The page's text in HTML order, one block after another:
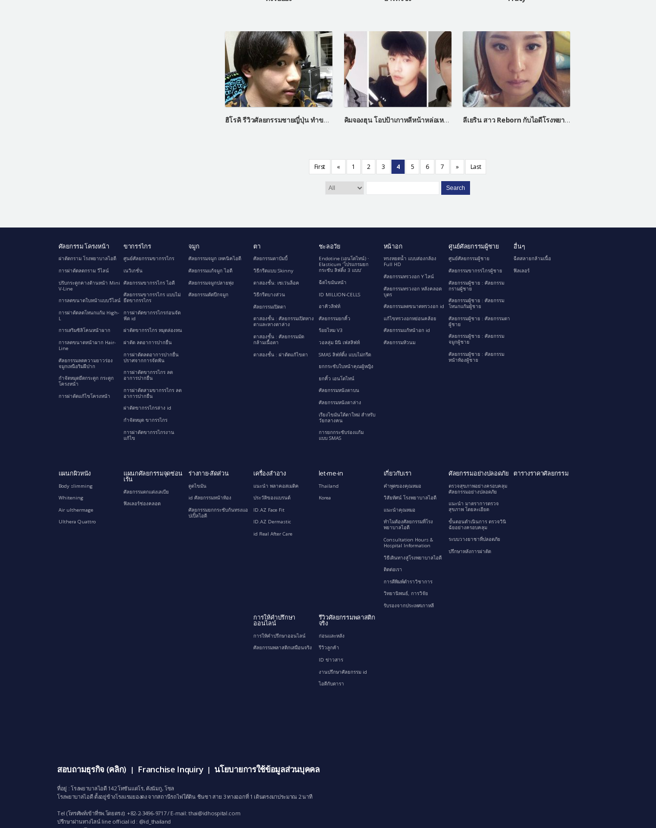
ฮิโรคิ รีวิวศัลยกรรมชายญี่ปุ่น ทำขากรรไกรเหมือนชายรายการเลทมีอิน คิมจองฮุน โอปป้าเกาหลีหน้าหล่อเหมือน Let Me In ลีเยริน สาว Reborn กับไอดีโรงพยาบาลเลทมีอิน
First « 1 2 3 4 5 6 7 » Last
Search
ศัลยกรรม โครงหน้า
ผ่าตัดกราม โรงพยาบาลไอดี
การผ่าตัดลดกราม วีไลน์
ปรับกระดูกคางด้านหน้า Mini
V-Line
การลดขนาดใบหน้าแบบวีไลน์
การผ่าตัดลดโหนกแก้ม High-
L
การเสริมซิลิโคนหน้าผาก
การลดขนาดหน้าผาก Hair-
Line
ศัลยกรรมลดความยาวร่อง
จมูกเหนือริมฝีปาก
กำจัดหมุดยึดกระดูก กระดูก
โครงหน้า
การผ่าตัดแก้ไขโครงหน้า
ขากรรไกร
ศูนย์ศัลยกรรมขากรรไกร
เนวิเกชั่น
ศัลยกรรมขากรรไกร ไอดี
ศัลยกรรมขากรรไกร แบบไม่
ยึดขากรรไกร
การผ่าตัดขากรรไกรก่อนจัด
ฟัด id
ผ่าตัดขากรรไกร หมุดล่องหน
ผ่าตัด ลดอาการปากยื่น
การผ่าตัดลดอาการปากยื่น
ปราศจากการจัดฟัน
การผ่าตัดขากรรไกร ลด
อาการปากยื่น
การผ่าตัดสามขากรรไกร ลด
อาการปากยื่น
ผ่าตัดขากรรไกรล่าง id
กำจัดหมุด ขากรรไกร
การผ่าตัดขากรรไกรงาน
แก้ไข
จมูก
ศัลยกรรมจมูก เทคนิคไอดี
ศัลยกรรมแก้จมูก ไอดี
ศัลยกรรมจมูกปลายพุ่ง
ศัลยกรรมตัดปีกจมูก
ตา
ศัลยกรรมตาบัมบี้
วิธีกรีดแบบ Skinny
ตาสองชั้น: เซเว่นล็อค
วิธีกรีดบางส่วน
ศัลยกรรมเปิดตา
ตาสองชั้น : ศัลยกรรมเปิดหาง
ตาและหางตาล่าง
ตาสองชั้น : ศัลยกรรมมัด
กล้ามเนื้อตา
ตาสองชั้น : ผ่าตัดแก้ไขตา
ชะลอวัย
Endotine (เอนโดไทน์) ∙
Elasticum ‘โปรแกรมยก
กระชับ ลิฟติ้ง 3 แบบ’
ฉีดไขมันหน้า
ID MILLION-CELLS
อาคิวลิฟท์
ศัลยกรรมยกคิ้ว
ร้อยไหม V3
วอลลุ่ม มินิ เฟสลิฟท์
SMAS ลิฟท์ติ้ง แบบไม่กรีด
ยกกระชับใบหน้าคุณผู้หญิง
ยกคิ้ว เอนโดไทน์
ศัลยกรรมหนังตาบน
ศัลยกรรมหนังตาล่าง
เรียงไขมันใต้ตาใหม่ สำหรับ
วัยกลางคน
การยกกระชับร่องแก้ม
แบบ SMAS
หน้าอก
ทรงหยดน้ำ แบบส่องกล้อง
Full HD
ศัลยกรรมทรวงอก Y ไลน์
ศัลยกรรมทรวงอก หลังคลอด
บุตร
ศัลยกรรมลดขนาดทรวงอก id
แก้ไขทรวงอกหย่อนคล้อย
ศัลยกรรมแก้หน้าอก id
ศัลยกรรมหัวนม
ศูนย์ศัลยกรรมผู้ชาย
ศูนย์ศัลยกรรมผู้ชาย
ศัลยกรรมขากรรไกรผู้ชาย
ศัลยกรรมผู้ชาย : ศัลยกรรม
กรามผู้ชาย
ศัลยกรรมผู้ชาย : ศัลยกรรม
โหนกแก้มผู้ชาย
ศัลยกรรมผู้ชาย : ศัลยกรรมตา
ผู้ชาย
ศัลยกรรมผู้ชาย : ศัลยกรรม
จมูกผู้ชาย
ศัลยกรรมผู้ชาย : ศัลยกรรม
หน้าท้องผู้ชาย
อื่นๆ
ฉีดสลายกล้ามเนื้อ
ฟิลเลอร์
แผนกผิวหนัง
Body slimming
Whitening
Air ulthermage
Ulthera Quattro
แผนกศัลยกรรมจุดซ่อน
เร้น
ศัลยกรรมตกแต่งเลเบีย
ฟิลเลอร์ช่องคลอด
ร่างกาย-สัดส่วน
ดูดไขมัน
id ศัลยกรรมหน้าท้อง
ศัลยกรรมยกกระชับก้นทรงแอ
ปเปิ้ลไอดี
เครื่องสำอาง
แนะนำ พลาคอสเมติค
ประวัติของแบรนด์
ID.AZ Face Fit
ID.AZ Dermastic
id Real After Care
let-me-in
Thailand
Korea
เกี่ยวกับเรา
คำพูดของคุณหมอ
วิสัยทัศน์ โรงพยาบาลไอดี
แนะนำคุณหมอ
ทำไมต้องศัลยกรรมที่โรง
พยาบาลไอดี
Consultation Hours &
Hospital Information
วิธีเดินทางสู่โรงพยาบาลไอดี
ติดต่อเรา
การตีพิมพ์ตำราวิชาการ
วิทยานิพนธ์, การวิจัย
รับรองจากประเทศเกาหลี
ศัลยกรรมอย่างปลอดภัย
ตรวจสุขภาพอย่างครอบคลุม
ศัลยกรรมอย่างปลอดภัย
แนะนำ มาตราการตรวจ
สุขภาพ โดยละเอียด
ขั้นตอนดำเนินการ ตรวจวินิ
ฉัยอย่างครอบคลุม
ระบบวางยาชาที่ปลอดภัย
ปรึกษาหลังการผ่าตัด
ตารางราคาศัลยกรรม
การให้คำปรึกษา
ออนไลน์
การให้คำปรึกษาออนไลน์
ศัลยกรรมพลาสติกเสมือนจริง
รีวิวศัลยกรรมพลาสติก
จริง
ก่อนและหลัง
รีวิวลูกค้า
ID ข่าวสาร
งานปรึกษาศัลยกรรม id
ไอดีกับดารา
สอบถามธุรกิจ (คลิก) | Franchise Inquiry | นโยบายการใช้ข้อมูลส่วนบุคคล
ที่อยู่ : โรงพยาบาลไอดี 142 โทซันแดโร, คังนัมกู, โซล
โรงพยาบาลไอดี ตั้งอยู่ข้างโรงแรมยองดง จากสถานีรถไฟใต้ดิน ชินซา สาย 3 ทางออกที่ 1 เดินตรงมาประมาณ 2 นาที
Tel (โทรศัพท์เข้าที่รพ.โดยตรง): +82-2-3496-9717 / E-mail:thai@idhospital.com
ปรึกษาผ่านทางไลน์ line official id : @id_thailand